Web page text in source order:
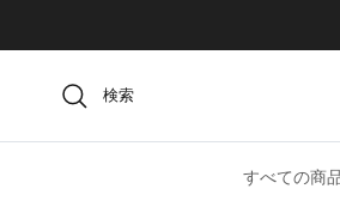
検索
すべての商